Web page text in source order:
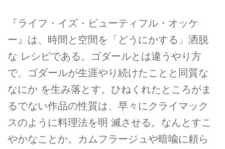
『ライフ・イズ・ビューティフル・オッケ
ー』は、時間と空間を「どうにかする」洒脱
な レシピである。ゴダールとは違うやり方
で、ゴダールが生涯やり続けたことと同質な
なにか を生み落とす。ひねくれたところがま
るでない作品の性質は、早々にクライマック
スのように料理法を明 滅させる。なんとすこ
やかなことか。カムフラージュや暗喩に頼ら